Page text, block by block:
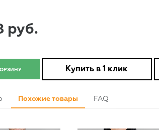
руб.
Купить в 1 клик
Похожие товары FAQ